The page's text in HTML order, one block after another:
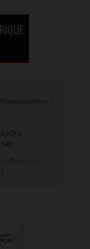
@quiquegaray